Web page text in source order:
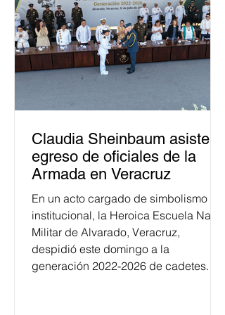
Claudia Sheinbaum asiste a
egreso de oficiales de la
Armada en Veracruz
En un acto cargado de simbolismo
institucional, la Heroica Escuela Naval
Militar de Alvarado, Veracruz,
despidió este domingo a la
generación 2022-2026 de cadetes.